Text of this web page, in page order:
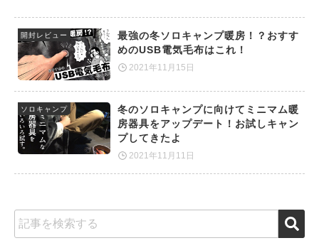
最強の冬ソロキャンプ暖房！？おすす
めのUSB電気毛布はこれ！
2021年11月15日
開封レビュー
冬のソロキャンプに向けてミニマム暖
房器具をアップデート！お試しキャン
プしてきたよ
2021年11月11日
ソロキャンプ